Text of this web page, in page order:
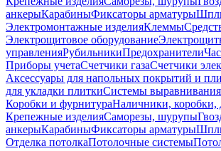
анкерыКарабиныФиксаторы арматуры
Электромонтажные изделияКлеммы
Электрощитовое оборудование
управленияРубильникиПредохранители
Приборы учетаСчетчики газаСчетчики
Аксессуары для напольных покрытий и
для укладки плиткиСистемы
Коробки и фурнитураНаличники, коробки,
Крепежные изделияСаморезы, шурупы
анкерыКарабиныФиксаторы арматуры
Отделка потолкаПотолочные системы